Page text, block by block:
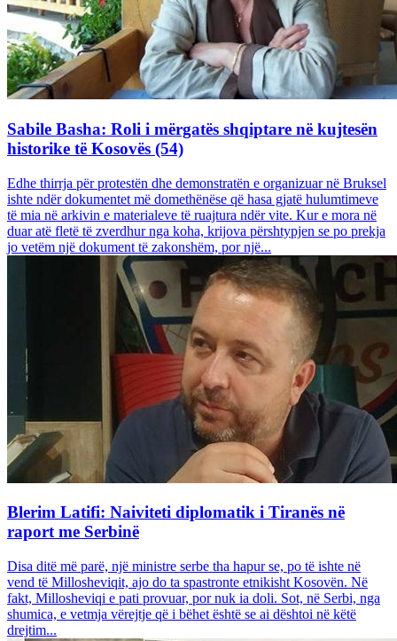
Sabile Basha: Roli i mërgatës shqiptare në kujtesën
historike të Kosovës (54)
Edhe thirrja për protestën dhe demonstratën e organizuar në Bruksel
ishte ndër dokumentet më domethënëse që hasa gjatë hulumtimeve
të mia në arkivin e materialeve të ruajtura ndër vite. Kur e mora në
duar atë fletë të zverdhur nga koha, krijova përshtypjen se po prekja
jo vetëm një dokument të zakonshëm, por një...
Blerim Latifi: Naiviteti diplomatik i Tiranës në
raport me Serbinë
Disa ditë më parë, një ministre serbe tha hapur se, po të ishte në
vend të Millosheviqit, ajo do ta spastronte etnikisht Kosovën. Në
fakt, Millosheviqi e pati provuar, por nuk ia doli. Sot, në Serbi, nga
shumica, e vetmja vërejtje që i bëhet është se ai dështoi në këtë
drejtim...